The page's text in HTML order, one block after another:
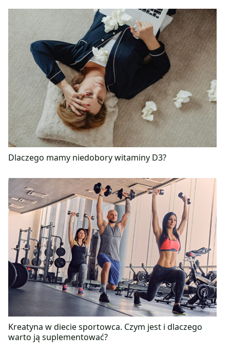
Dlaczego mamy niedobory witaminy D3?
Kreatyna w diecie sportowca. Czym jest i dlaczego
warto ją suplementować?